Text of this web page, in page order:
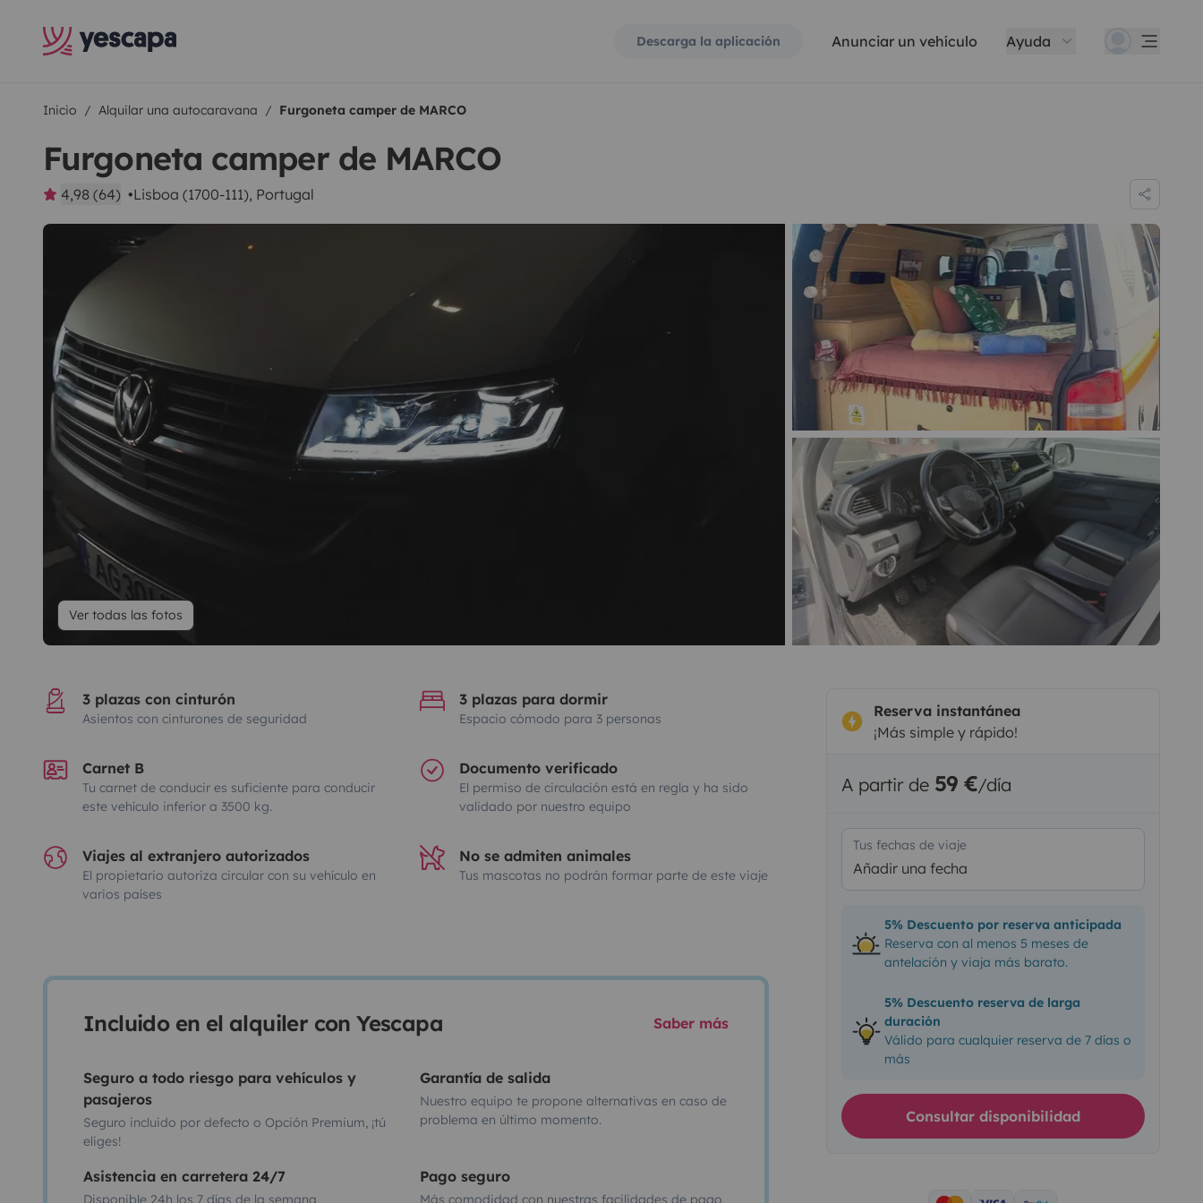
Descarga la aplicación Anunciar un vehículo Ayuda
Inicio Alquilar una autocaravana Furgoneta camper de MARCO
Furgoneta camper de MARCO
4,98 (64) Lisboa (1700-111), Portugal
Ver todas las fotos
3 plazas con cinturón
Asientos con cinturones de seguridad
3 plazas para dormir
Espacio cómodo para 3 personas
Carnet B
Tu carnet de conducir es suficiente para conducir
este vehículo inferior a 3500 kg.
Documento verificado
El permiso de circulación está en regla y ha sido
validado por nuestro equipo
Viajes al extranjero autorizados
El propietario autoriza circular con su vehículo en
varios países
No se admiten animales
Tus mascotas no podrán formar parte de este viaje
Incluido en el alquiler con Yescapa Saber más
Seguro a todo riesgo para vehículos y
pasajeros
Seguro incluido por defecto o Opción Premium, ¡tú
eliges!
Garantía de salida
Nuestro equipo te propone alternativas en caso de
problema en último momento.
Asistencia en carretera 24/7
Disponible 24h los 7 días de la semana
Pago seguro
Más comodidad con nuestras facilidades de pago
Reserva instantánea
¡Más simple y rápido!
A partir de 59 €/día
Tus fechas de viaje
Añadir una fecha
5% Descuento por reserva anticipada
Reserva con al menos 5 meses de
antelación y viaja más barato.
5% Descuento reserva de larga
duración
Válido para cualquier reserva de 7 días o
más
Consultar disponibilidad